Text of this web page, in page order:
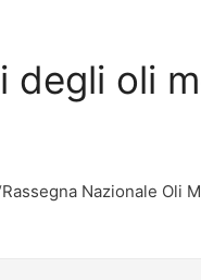
degli oli
Nazionale Oli